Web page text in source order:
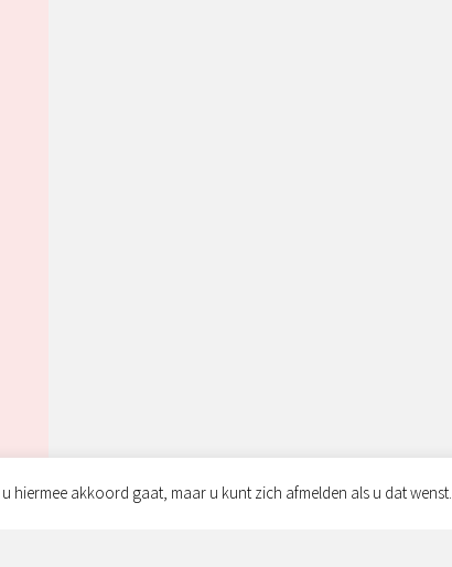
hiermee akkoord gaat, maar u kunt zich afmelden als u dat wenst.